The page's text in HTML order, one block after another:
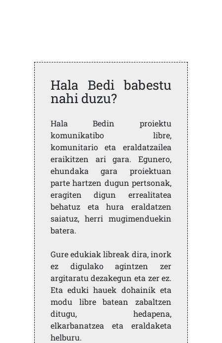
Hala Bedi babestu
nahi duzu?
Hala Bedin proiektu
komunikatibo libre,
komunitario eta eraldatzailea
eraikitzen ari gara. Egunero,
ehundaka gara proiektuan
parte hartzen dugun pertsonak,
eragiten digun errealitatea
behatuz eta hura eraldatzen
saiatuz, herri mugimenduekin
batera.
Gure edukiak libreak dira, inork
ez digulako agintzen zer
argitaratu dezakegun eta zer ez.
Eta eduki hauek dohainik eta
modu libre batean zabaltzen
ditugu, hedapena,
elkarbanatzea eta eraldaketa
helburu.